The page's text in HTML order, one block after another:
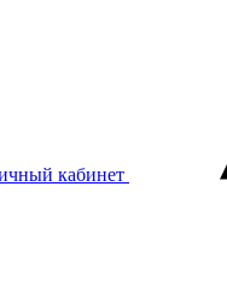
кабинет